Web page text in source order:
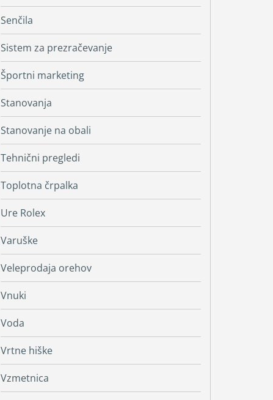
Senčila
Sistem za prezračevanje
Športni marketing
Stanovanja
Stanovanje na obali
Tehnični pregledi
Toplotna črpalka
Ure Rolex
Varuške
Veleprodaja orehov
Vnuki
Voda
Vrtne hiške
Vzmetnica